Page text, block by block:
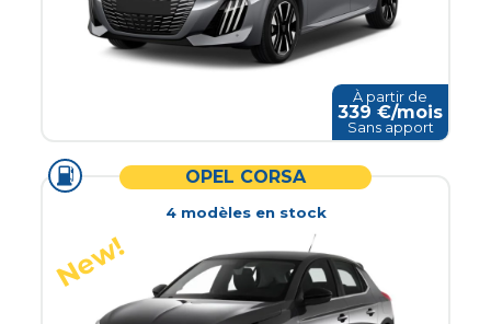
À partir de
339 €/mois
Sans apport
OPEL CORSA
4modèlesen stock